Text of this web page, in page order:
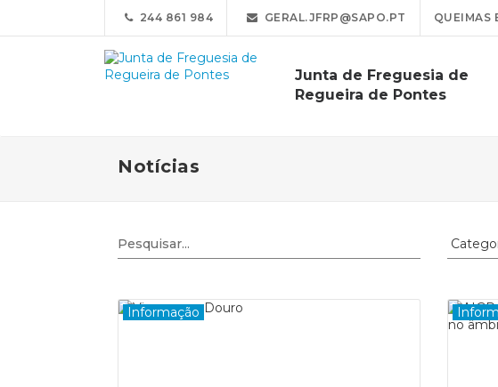
244 861 984 GERAL.JFRP@SAPO.PT QUEIMAS
Junta de Freguesia de
Regueira de Pontes
Notícias
Informação